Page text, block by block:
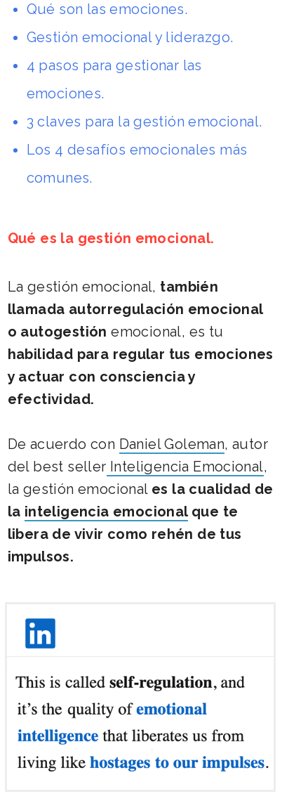
Qué son las emociones.
Gestión emocional y liderazgo.
4 pasos para gestionar las
emociones.
3 claves para la gestión emocional.
Los 4 desafíos emocionales más
comunes.
La gestión emocional, también
llamada autorregulación emocional
o autogestión emocional, es tu
habilidad para regular tus emociones
y actuar con consciencia y
efectividad.
De acuerdo con Daniel Goleman, autor
del best seller Inteligencia Emocional,
la gestión emocional es la cualidad de
la inteligencia emocional que te
libera de vivir como rehén de tus
impulsos.
Qué es la gestión emocional.